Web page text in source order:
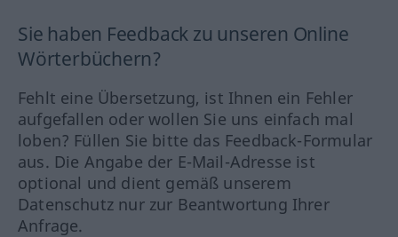
Sie haben Feedback zu unseren Online
Wörterbüchern?
Fehlt eine Übersetzung, ist Ihnen ein Fehler
aufgefallen oder wollen Sie uns einfach mal
loben? Füllen Sie bitte das Feedback-Formular
aus. Die Angabe der E-Mail-Adresse ist
optional und dient gemäß unserem
Datenschutz nur zur Beantwortung Ihrer
Anfrage.